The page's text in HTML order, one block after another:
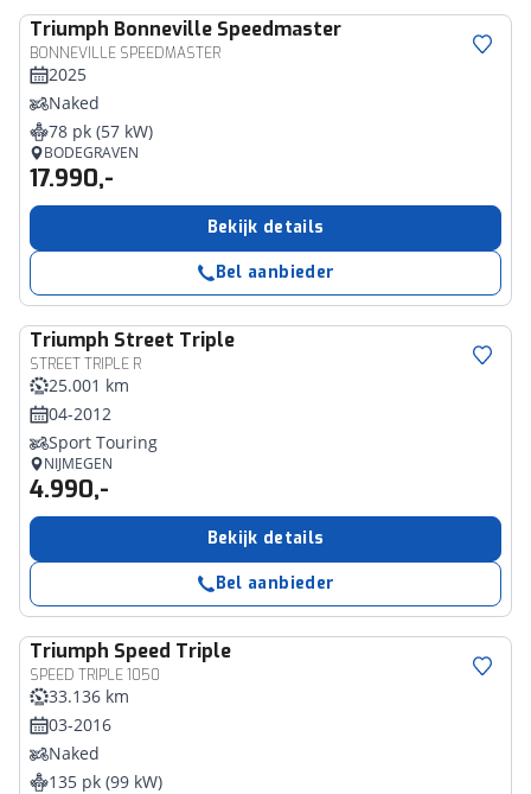
Triumph Bonneville Speedmaster
BONNEVILLE SPEEDMASTER
2025
Naked
78 pk (57 kW)
BODEGRAVEN
17.990,-
Bekijk details
Bel aanbieder
Triumph Street Triple
STREET TRIPLE R
25.001 km
04-2012
Sport Touring
NIJMEGEN
4.990,-
Bekijk details
Bel aanbieder
Triumph Speed Triple
SPEED TRIPLE 1050
33.136 km
03-2016
Naked
135 pk (99 kW)